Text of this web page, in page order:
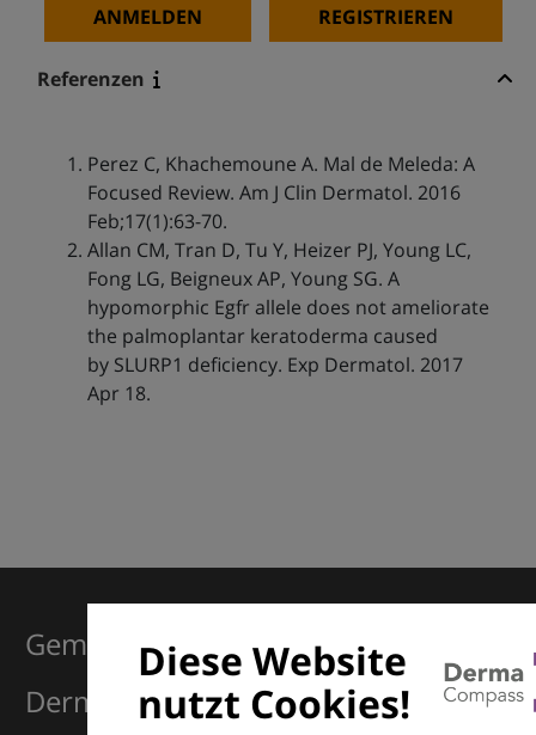
ANMELDEN REGISTRIEREN
Referenzen
Perez C, Khachemoune A. Mal de Meleda: A
Focused Review. Am J Clin Dermatol. 2016
Feb;17(1):63-70.
Allan CM, Tran D, Tu Y, Heizer PJ, Young LC,
Fong LG, Beigneux AP, Young SG. A
hypomorphic Egfr allele does not ameliorate
the palmoplantar keratoderma caused
by SLURP1 deficiency. Exp Dermatol. 2017
Apr 18.
Diese Website
nutzt Cookies!
Gemeinsam für Exzellenz in der
Dermatologie